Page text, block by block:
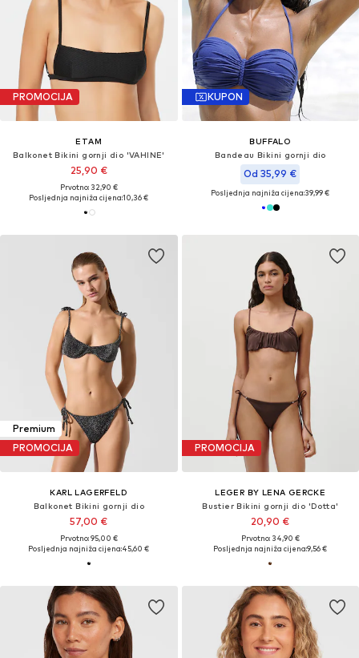
PROMOCIJA
ETAM
Balkonet Bikini gornji dio 'VAHINE'
25,90 €
Prvotno: 32,90 €
Posljednja najniža cijena:10,36 €
KUPON
BUFFALO
Bandeau Bikini gornji dio
Od 35,99 €
Posljednja najniža cijena:39,99 €
Premium
PROMOCIJA
KARL LAGERFELD
Balkonet Bikini gornji dio
57,00 €
Prvotno: 95,00 €
Posljednja najniža cijena:45,60 €
PROMOCIJA
LEGER BY LENA GERCKE
Bustier Bikini gornji dio 'Dotta'
20,90 €
Prvotno: 34,90 €
Posljednja najniža cijena:9,56 €